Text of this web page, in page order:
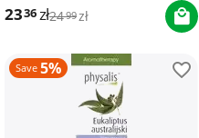
2336zł2499zł
Save 5%